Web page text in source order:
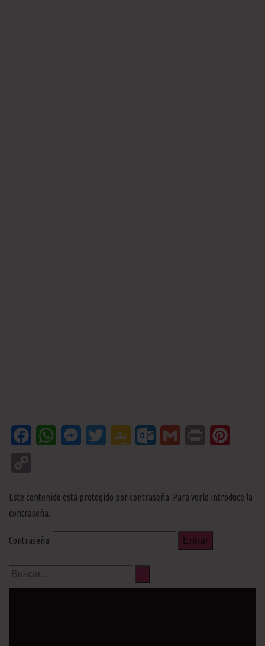
FacebookWhatsAppMessenger
Twitter Google Outlook.com
Gmail Print
Este contenido está protegido por contraseña. Para verlo introduce la
contraseña.
Contraseña: